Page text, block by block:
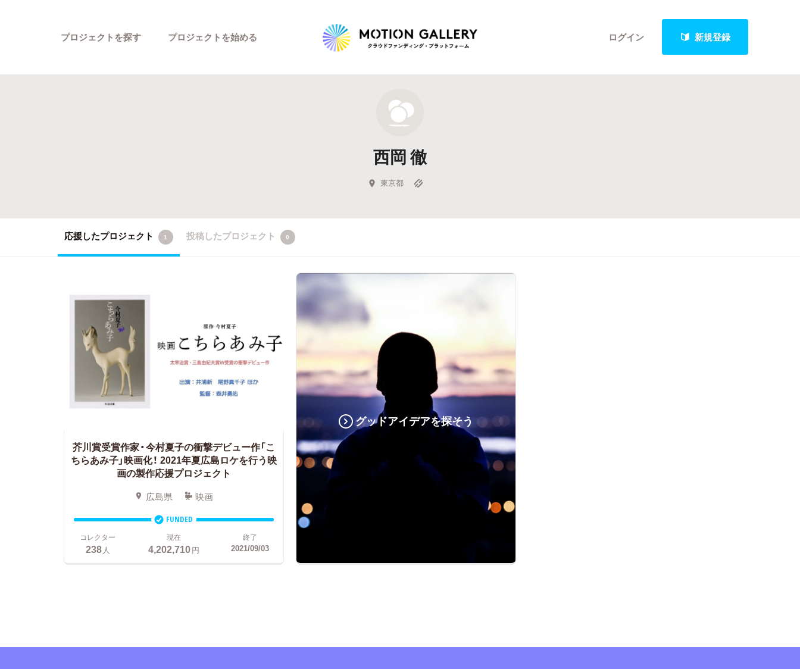
ログイン 新規登録
プロジェクトを探す
新着プロジェクト
Feature
キュレーターから探す
プロジェクトを始める
西岡 徹
東京都
応援したプロジェクト 1 投稿したプロジェクト 0
芥川賞受賞作家・今村夏子の衝撃デビュー作「こ
ちらあみ子」映画化！ 2021年夏広島ロケを行う映
画の製作応援プロジェクト
広島県 映画
FUNDED
コレクター
238人
現在
4,202,710円
終了
2021/09/03
グッドアイデアを探そう